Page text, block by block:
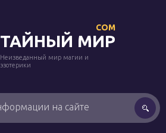
ТАЙНЫЙ МИР
COM
Неизведанный мир магии и
эзотерики